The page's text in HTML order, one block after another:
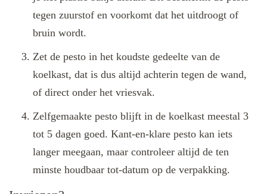
tegen zuurstof en voorkomt dat het uitdroogt of
bruin wordt.
Zet de pesto in het koudste gedeelte van de
koelkast, dat is dus altijd achterin tegen de wand,
of direct onder het vriesvak.
Zelfgemaakte pesto blijft in de koelkast meestal 3
tot 5 dagen goed. Kant-en-klare pesto kan iets
langer meegaan, maar controleer altijd de ten
minste houdbaar tot-datum op de verpakking.